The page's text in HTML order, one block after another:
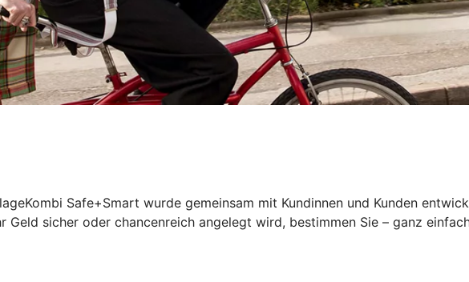
Safe+Smart wurde gemeinsam mit Kundinnen und Kunden
Geld sicher oder chancenreich angelegt wird, bestimmen Sie – ganz